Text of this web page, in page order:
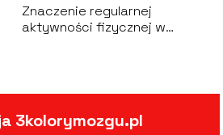
Znaczenie regularnej
aktywności fizycznej w
3kolorymozgu.pl